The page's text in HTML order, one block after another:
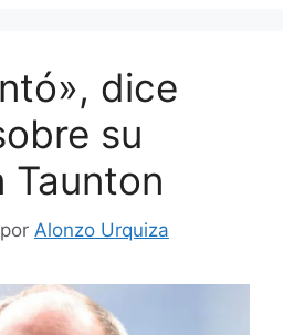
dice
su
Taunton
por Alonzo Urquiza